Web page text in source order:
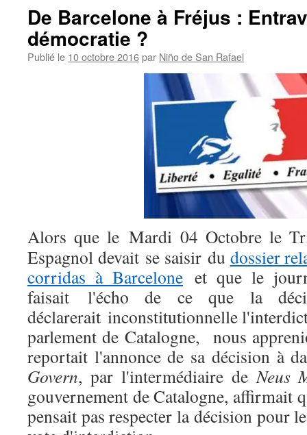
De Barcelone à Fréjus :
démocratie ?
Publié le 10 octobre 2016par Niño de San Rafael
Alors que le Mardi 04 Octobre le
Espagnol devait se saisir du dossier
corridas à Barcelone et que le
faisait l'écho de ce que la
déclarerait inconstitutionnelle
parlement de Catalogne, nous
reportait l'annonce de sa décision à
Govern, par l'intermédiaire deNeus
gouvernement de Catalogne, affirmait
pensait pas respecter la décision pour